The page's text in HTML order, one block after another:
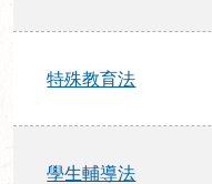
特殊教育法
學生輔導法